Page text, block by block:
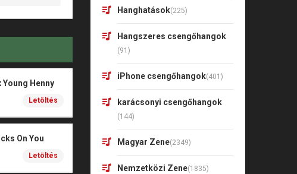
Young Henny
Letöltés
On You
Letöltés
Hanghatások(225)
Hangszeres csengőhangok
(91)
iPhone csengőhangok(401)
karácsonyi csengőhangok
(144)
Magyar Zene(2349)
Nemzetközi Zene(1835)